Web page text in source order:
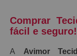
Comprar
fácil e seguro!
A Avimor